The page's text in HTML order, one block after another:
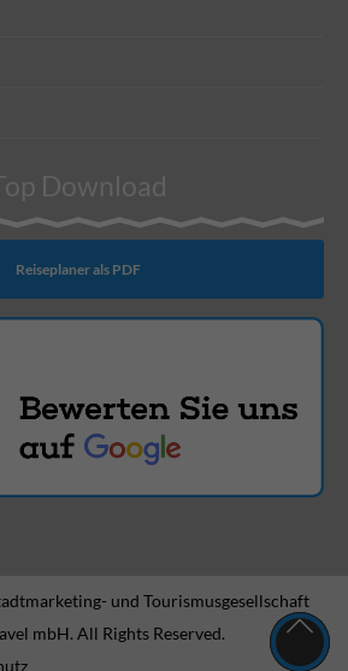
Download
Reiseplaner als PDF
und Tourismusgesellschaft
mbH. All Rights Reserved.